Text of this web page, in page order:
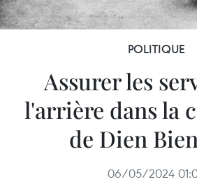
POLITIQUE
Assurer les
l'arrière dans la
de Dien
06/05/2024